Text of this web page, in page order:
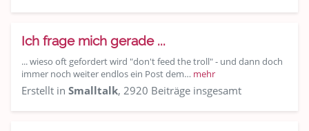
Ich frage mich gerade ...
... wieso oft gefordert wird "don't feed the troll" - und dann doch
immer noch weiter endlos ein Post dem… mehr
Erstellt in Smalltalk, 2920 Beiträge insgesamt